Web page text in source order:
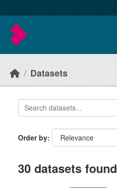
Datasets
Order by
30 datasets found